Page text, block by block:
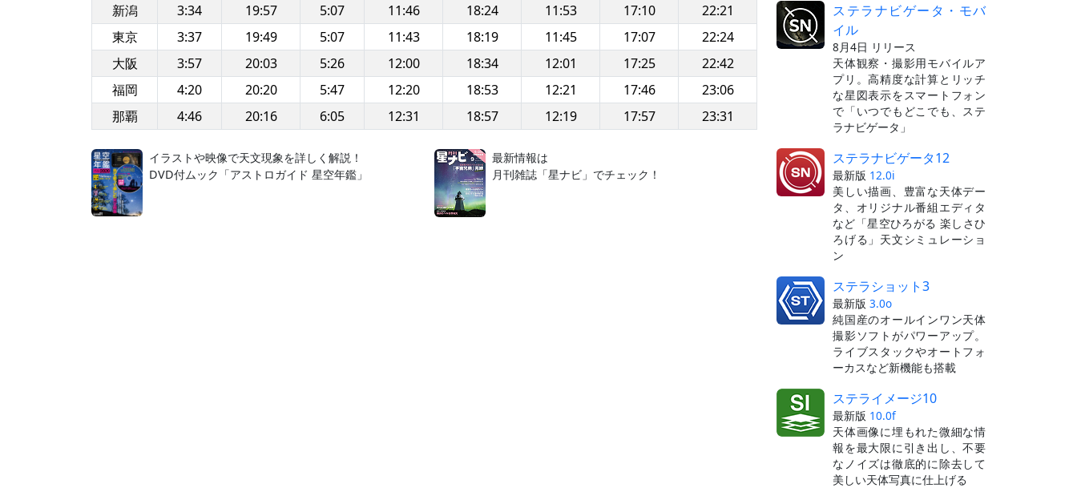
新潟
3:34 19:57 5:07 11:46 18:24 11:53 17:10
22:21
東京
3:37 19:49 5:07 11:43 18:19 11:45 17:07
22:24
大阪
3:57 20:03 5:26 12:00 18:34 12:01 17:25
22:42
福岡
4:20 20:20 5:47 12:20 18:53 12:21 17:46
23:06
那覇
4:46 20:16 6:05 12:31 18:57 12:19 17:57 23:31
イラストや映像で天文現象を詳しく解説！
DVD付ムック「アストロガイド 星空年鑑」
最新情報は
月刊雑誌「星ナビ」でチェック！
ステラナビゲータ・モバ
イル
8月4日 リリース
天体観察・撮影用モバイルア
プリ。高精度な計算とリッチ
な星図表示をスマートフォン
で「いつでもどこでも、ステ
ラナビゲータ」
ステラナビゲータ12
最新版 12.0i
美しい描画、豊富な天体デー
タ、オリジナル番組エディタ
など「星空ひろがる 楽しさひ
ろげる」天文シミュレーショ
ン
ステラショット3
最新版 3.0o
純国産のオールインワン天体
撮影ソフトがパワーアップ。
ライブスタックやオートフォ
ーカスなど新機能も搭載
ステライメージ10
最新版 10.0f
天体画像に埋もれた微細な情
報を最大限に引き出し、不要
なノイズは徹底的に除去して
美しい天体写真に仕上げる